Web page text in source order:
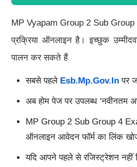
MP Vyapam Group 2 Sub
प्रक्रिया ऑनलाइन है। इच्छुक
पालन कर सकते हैं
सबसे पहले Esb.mp.gov.inपर
अब होम पेज पर उपलब्ध ‘नवीनतम
MP Group 2 Sub Group 4
ऑनलाइन आवेदन फॉर्म का लिंक
यदि आपने पहले से रजिस्ट्रेशन नहीं